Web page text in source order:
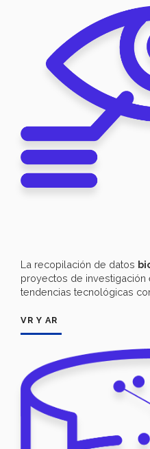
La recopilación de datos
proyectos de investigación
tendencias tecnológicas
VR Y AR